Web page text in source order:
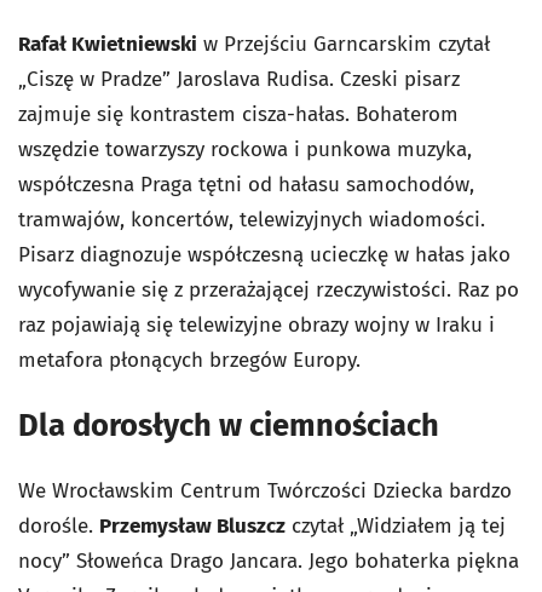
Rafał Kwietniewski w Przejściu Garncarskim czytał
„Ciszę w Pradze” Jaroslava Rudisa. Czeski pisarz
zajmuje się kontrastem cisza-hałas. Bohaterom
wszędzie towarzyszy rockowa i punkowa muzyka,
współczesna Praga tętni od hałasu samochodów,
tramwajów, koncertów, telewizyjnych wiadomości.
Pisarz diagnozuje współczesną ucieczkę w hałas jako
wycofywanie się z przerażającej rzeczywistości. Raz po
raz pojawiają się telewizyjne obrazy wojny w Iraku i
metafora płonących brzegów Europy.
Dla dorosłych w ciemnościach
We Wrocławskim Centrum Twórczości Dziecka bardzo
dorośle. Przemysław Bluszcz czytał „Widziałem ją tej
nocy” Słoweńca Drago Jancara. Jego bohaterka piękna